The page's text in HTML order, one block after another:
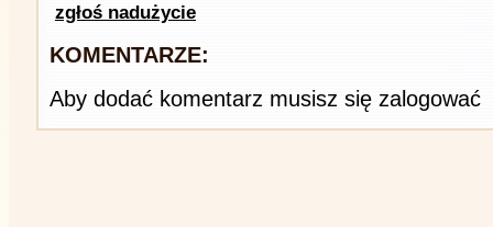
zgłoś nadużycie
KOMENTARZE:
Aby dodać komentarz musisz się zalogować